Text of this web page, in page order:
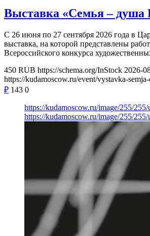
Выставка «Семья – душа
С 26 июня по 27 сентября 2026 года в
выставка, на которой представлены
Всероссийского конкурса
450 RUB https://schema.org/InStock 2026-
https://kudamoscow.ru/event/vystavka-
₽ 143 0
https://kudamoscow.ru/image/255/
https://kudamoscow.ru/image/255/